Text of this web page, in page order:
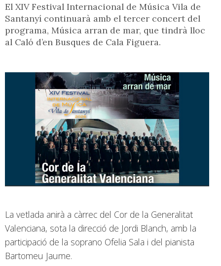
El XIV Festival Internacional de Música Vila de
Santanyí continuarà amb el tercer concert del
programa, Música arran de mar, que tindrà lloc
al Caló d’en Busques de Cala Figuera.
La vetlada anirà a càrrec del Cor de la Generalitat
Valenciana, sota la direcció de Jordi Blanch, amb la
participació de la soprano Ofelia Sala i del pianista
Bartomeu Jaume.